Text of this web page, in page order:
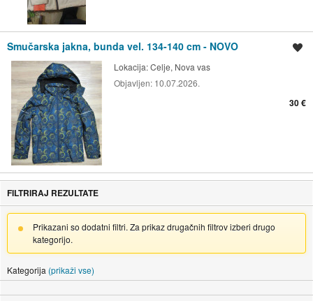
Smučarska jakna, bunda vel. 134-140 cm - NOVO
Lokacija:Celje, Nova vas
Objavljen: 10.07.2026.
30 €
FILTRIRAJ REZULTATE
Prikazani so dodatni filtri. Za prikaz drugačnih filtrov izberi drugo
kategorijo.
Kategorija (prikaži vse)